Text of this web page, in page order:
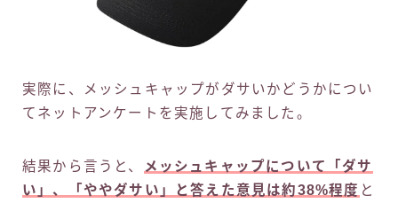
実際に、メッシュキャップがダサいかどうかについ
てネットアンケートを実施してみました。
結果から言うと、
メッシュキャップについて「ダサ
い」、「ややダサい」と答えた意見は約38%程度 と